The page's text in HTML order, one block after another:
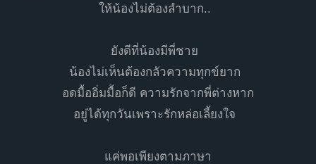
ให้น้องไม่ต้องลำบาก..
ยังดีที่น้องมีพี่ชาย
น้องไม่เห็นต้องกลัวความทุกข์ยาก
อดมื้ออิ่มมื้อก็ดี ความรักจากพี่ต่างหาก
อยู่ได้ทุกวันเพราะรักหล่อเลี้ยงใจ
แค่พอเพียงตามภาษา